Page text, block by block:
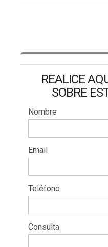
REALICE
SOBRE
Nombre
Email
Teléfono
Consulta